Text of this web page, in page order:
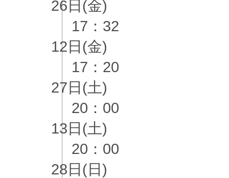
26日(金)
17：32
12日(金)
17：20
27日(土)
20：00
13日(土)
20：00
28日(日)